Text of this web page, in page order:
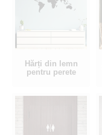
Hărți din lemn
pentru perete